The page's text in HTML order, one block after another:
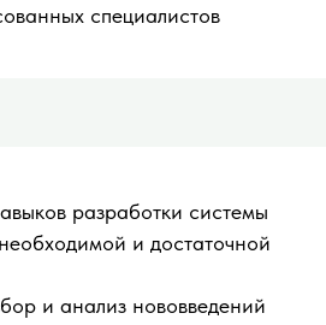
специалистов
разработки системы
и достаточной
и анализ нововведений